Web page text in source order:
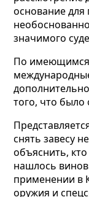
основание
значимого
По имеющимся
того, что
снять завесу
объяснить,
нашлось
применении в
оружия и